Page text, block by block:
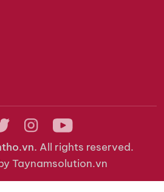
All rights reserved.
Taynamsolution.vn